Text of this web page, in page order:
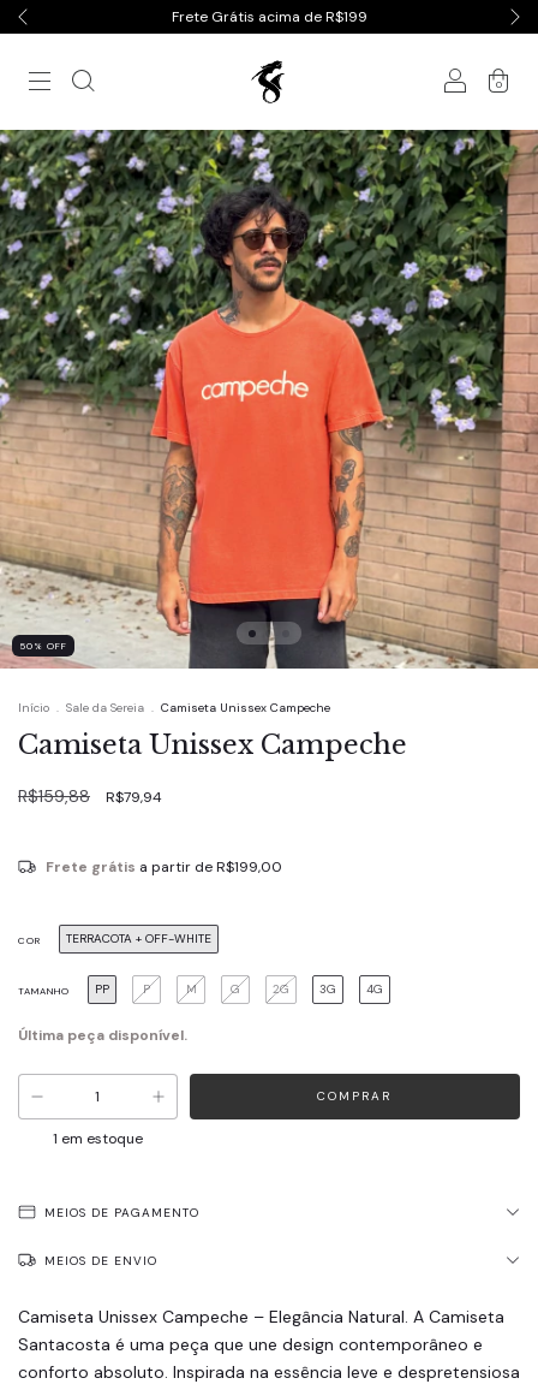
Frete Grátis acima de R$199
0
50 % OFF
Início . Sale da Sereia . Camiseta Unissex Campeche
Camiseta Unissex Campeche
R$159,88 R$79,94
Frete grátis a partir deR$199,00
COR TERRACOTA + OFF-WHITE
TAMANHO PP P M G 2G 3G 4G
Última peça disponível.
1 em estoque
MEIOS DE PAGAMENTO
MEIOS DE ENVIO
Camiseta Unissex Campeche – Elegância Natural. A Camiseta
Santacosta é uma peça que une design contemporâneo e
conforto absoluto. Inspirada na essência leve e despretensiosa